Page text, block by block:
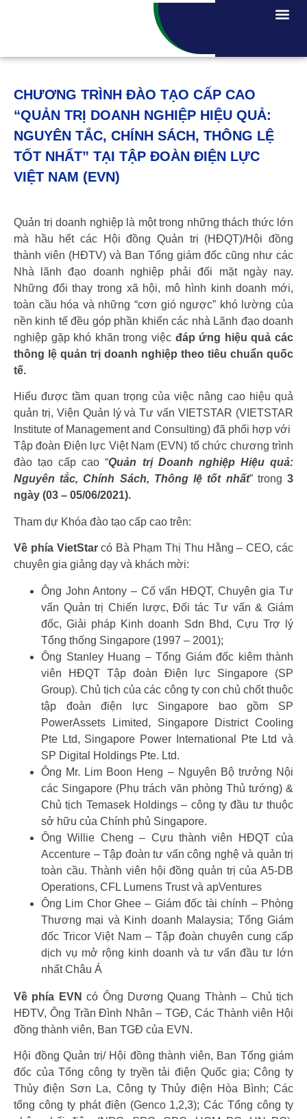
CHƯƠNG TRÌNH ĐÀO TẠO CẤP CAO
“QUẢN TRỊ DOANH NGHIỆP HIỆU QUẢ:
NGUYÊN TẮC, CHÍNH SÁCH, THÔNG LỆ
TỐT NHẤT” TẠI TẬP ĐOÀN ĐIỆN LỰC
VIỆT NAM (EVN)
Quản trị doanh nghiệp là một trong những thách thức lớn
mà hầu hết các Hội đồng Quản trị (HĐQT)/Hội đồng
thành viên (HĐTV) và Ban Tổng giám đốc cũng như các
Nhà lãnh đạo doanh nghiệp phải đối mặt ngày nay.
Những đổi thay trong xã hội, mô hình kinh doanh mới,
toàn cầu hóa và những “cơn gió ngược” khó lường của
nền kinh tế đều góp phần khiến các nhà Lãnh đạo doanh
nghiệp gặp khó khăn trong việc đáp ứng hiệu quả các
thông lệ quản trị doanh nghiệp theo tiêu chuẩn quốc
tế.
Hiểu được tầm quan trọng của việc nâng cao hiệu quả
quản trị, Viện Quản lý và Tư vấn VIETSTAR (VIETSTAR
Institute of Management and Consulting) đã phối hợp với
Tập đoàn Điện lực Việt Nam (EVN) tổ chức chương trình
đào tạo cấp cao “Quản trị Doanh nghiệp Hiệu quả:
Nguyên tắc, Chính Sách, Thông lệ tốt nhất” trong3
ngày (03 – 05/06/2021).
Tham dự Khóa đào tạo cấp cao trên:
Về phía VietStarcó Bà Phạm Thị Thu Hằng – CEO, các
chuyên gia giảng dạy và khách mời:
Ông John Antony – Cố vấn HĐQT, Chuyên gia Tư
vấn Quản trị Chiến lược, Đối tác Tư vấn & Giám
đốc, Giải pháp Kinh doanh Sdn Bhd, Cựu Trợ lý
Tổng thống Singapore (1997 – 2001);
Ông Stanley Huang – Tổng Giám đốc kiêm thành
viên HĐQT Tập đoàn Điện lực Singapore (SP
Group). Chủ tịch của các công ty con chủ chốt thuộc
tập đoàn điện lực Singapore bao gồm SP
PowerAssets Limited, Singapore District Cooling
Pte Ltd, Singapore Power International Pte Ltd và
SP Digital Holdings Pte. Ltd.
Ông Mr. Lim Boon Heng – Nguyên Bộ trưởng Nội
các Singapore (Phụ trách văn phòng Thủ tướng) &
Chủ tịch Temasek Holdings – công ty đầu tư thuộc
sở hữu của Chính phủ Singapore.
Ông Willie Cheng – Cựu thành viên HĐQT của
Accenture – Tập đoàn tư vấn công nghệ và quản trị
toàn cầu. Thành viên hội đồng quản trị của A5-DB
Operations, CFL Lumens Trust và apVentures
Ông Lim Chor Ghee – Giám đốc tài chính – Phòng
Thương mại và Kinh doanh Malaysia; Tổng Giám
đốc Tricor Việt Nam – Tập đoàn chuyên cung cấp
dịch vụ mở rộng kinh doanh và tư vấn đầu tư lớn
nhất Châu Á
Về phía EVN có Ông Dương Quang Thành – Chủ tịch
HĐTV, Ông Trần Đình Nhân – TGĐ, Các Thành viên Hội
đồng thành viên, Ban TGĐ của EVN.
Hội đồng Quản trị/ Hội đồng thành viên, Ban Tổng giám
đốc của Tổng công ty tryền tải điện Quốc gia; Công ty
Thủy điện Sơn La, Công ty Thủy điện Hòa Bình; Các
tổng công ty phát điện (Genco 1,2,3); Các Tổng công ty